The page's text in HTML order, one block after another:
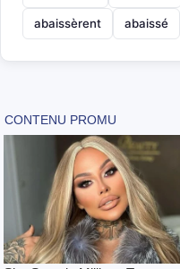
abaissèrent abaissé